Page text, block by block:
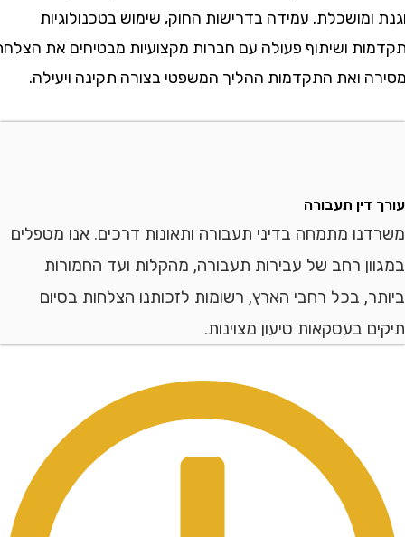
עמידה בדרישות החוק, שימוש בטכנולוגיות
ושיתוף פעולה עם חברות מקצועיות מבטיחים את הצלחת
ואת התקדמות ההליך המשפטי בצורה תקינה ויעילה.
תעבורה
מתמחה בדיני תעבורה ותאונות דרכים. אנו מטפלים
רחב של עבירות תעבורה, מהקלות ועד החמורות
בכל רחבי הארץ, רשומות לזכותנו הצלחות בסיום
בעסקאות טיעון מצוינות.